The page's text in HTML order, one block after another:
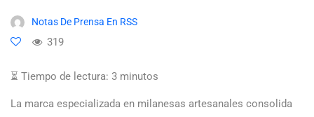
Notas De Prensa En RSS
319
⏳ Tiempo de lectura: 3 minutos
La marca especializada en milanesas artesanales consolida